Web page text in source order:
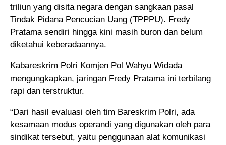
triliun yang disita negara dengan sangkaan pasal
Tindak Pidana Pencucian Uang (TPPPU). Fredy
Pratama sendiri hingga kini masih buron dan belum
diketahui keberadaannya.
Kabareskrim Polri Komjen Pol Wahyu Widada
mengungkapkan, jaringan Fredy Pratama ini terbilang
rapi dan terstruktur.
“Dari hasil evaluasi oleh tim Bareskrim Polri, ada
kesamaan modus operandi yang digunakan oleh para
sindikat tersebut, yaitu penggunaan alat komunikasi